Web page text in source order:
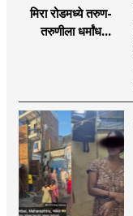
मिरा रोडमध्ये तरुण-
तरुणीला धर्मांध
तपास सुरु